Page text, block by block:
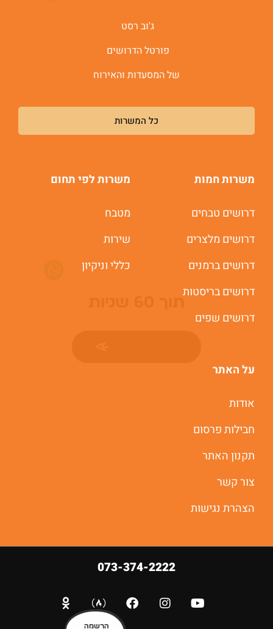
ג'וב רסט
פורטל הדרושים
של המסעדות והאירוח
כל המשרות
משרות חמות
דרושים טבחים
דרושים מלצרים
דרושים ברמנים
דרושים בריסטות
דרושים שפים
משרות לפי תחום
מטבח
שירות
כללי וניקיון
על האתר
אודות
חבילות פרסום
תקנון האתר
צור קשר
הצהרת נגישות
073-374-2222
הרשמה
משרות חמות לוואטסאפ